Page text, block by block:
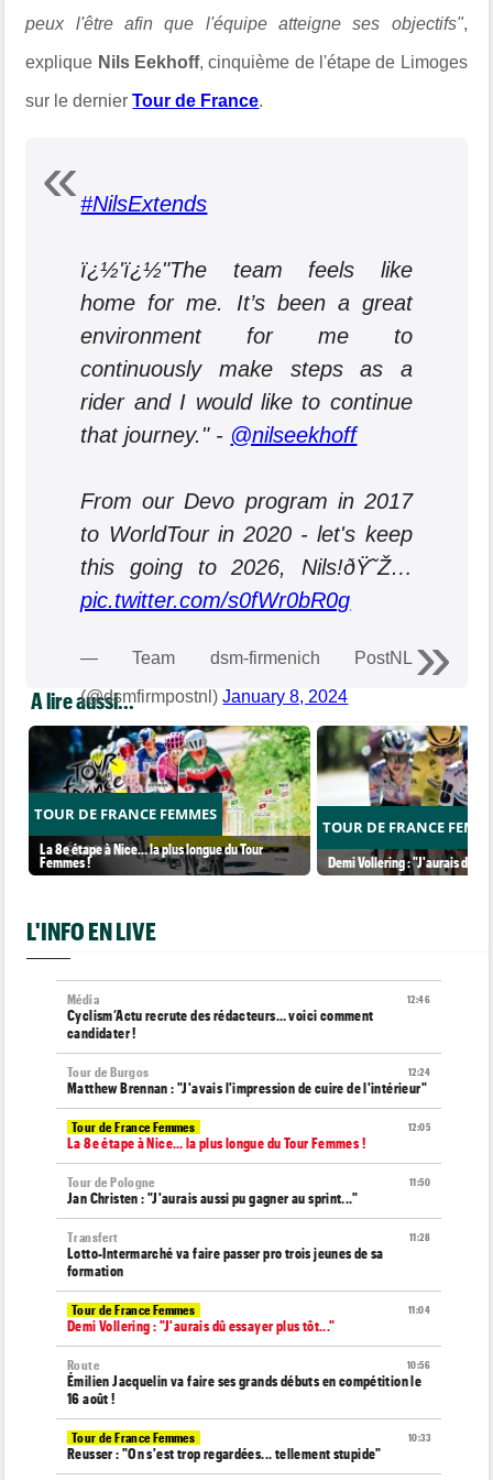
peux l'être afin que l'équipe atteigne ses objectifs",
explique Nils Eekhoff, cinquième de l'étape de Limoges
sur le dernierTour de France.
#NilsExtends
ï¿½'ï¿½"The team feels like
home for me. It’s been a great
environment for me to
continuously make steps as a
rider and I would like to continue
that journey." - @nilseekhoff
From our Devo program in 2017
to WorldTour in 2020 - let's keep
this going to 2026, Nils!ðŸ˜Ž…
pic.twitter.com/s0fWr0bR0g
— Team dsm-firmenich PostNL
(@dsmfirmpostnl)January 8, 2024
A lire aussi...
TOUR DE FRANCE FEMMES
La 8e étape à Nice… la plus longue du Tour
Femmes !
TOUR DE FRANCE
Demi Vollering : "J'aurais dû
L'INFO EN LIVE
12:46
Média
Cyclism’Actu recrute des rédacteurs… voici comment
candidater !
12:24
Tour de Burgos
Matthew Brennan : "J'avais l'impression de cuire de l'intérieur"
12:05
Tour de France Femmes
La 8e étape à Nice… la plus longue du Tour Femmes !
11:50
Tour de Pologne
Jan Christen : "J'aurais aussi pu gagner au sprint..."
11:28
Transfert
Lotto-Intermarché va faire passer pro trois jeunes de sa
formation
11:04
Tour de France Femmes
Demi Vollering : "J'aurais dû essayer plus tôt..."
10:56
Route
Émilien Jacquelin va faire ses grands débuts en compétition le
16 août !
10:33
Tour de France Femmes
Reusser : "On s'est trop regardées... tellement stupide"